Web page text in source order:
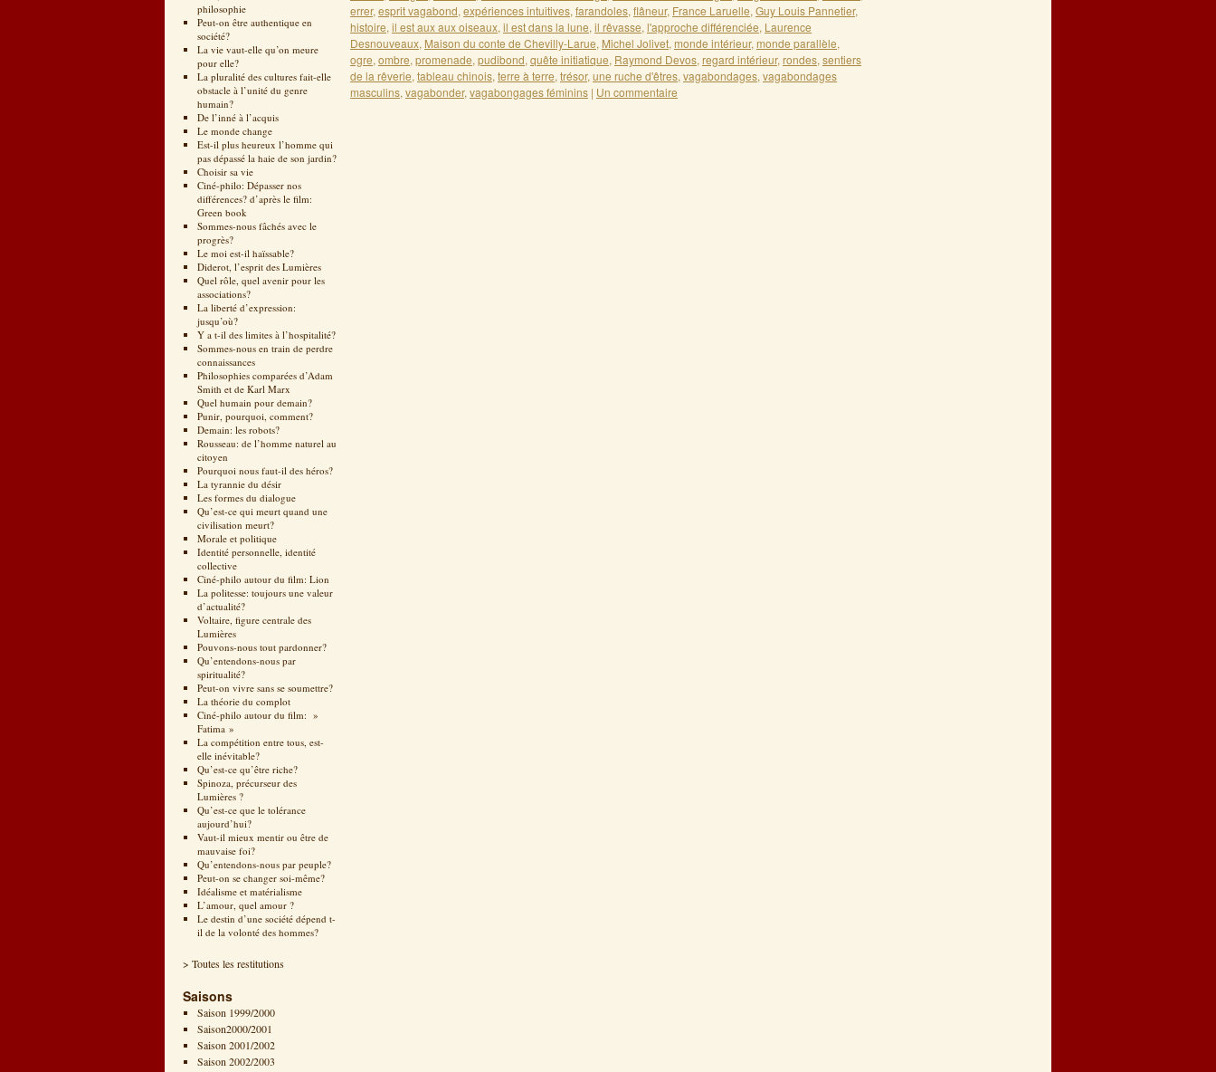
philosophie
Peut-on être authentique en
société?
La vie vaut-elle qu’on meure
pour elle?
La pluralité des cultures fait-elle
obstacle à l’unité du genre
humain?
De l’inné à l’acquis
Le monde change
Est-il plus heureux l’homme qui
pas dépassé la haie de son jardin?
Choisir sa vie
Ciné-philo: Dépasser nos
différences? d’après le film:
Green book
Sommes-nous fâchés avec le
progrès?
Le moi est-il haïssable?
Diderot, l’esprit des Lumières
Quel rôle, quel avenir pour les
associations?
La liberté d’expression:
jusqu’où?
Y a t-il des limites à l’hospitalité?
Sommes-nous en train de perdre
connaissances
Philosophies comparées d’Adam
Smith et de Karl Marx
Quel humain pour demain?
Punir, pourquoi, comment?
Demain: les robots?
Rousseau: de l’homme naturel au
citoyen
Pourquoi nous faut-il des héros?
La tyrannie du désir
Les formes du dialogue
Qu’est-ce qui meurt quand une
civilisation meurt?
Morale et politique
Identité personnelle, identité
collective
Ciné-philo autour du film: Lion
La politesse: toujours une valeur
d’actualité?
Voltaire, figure centrale des
Lumières
Pouvons-nous tout pardonner?
Qu’entendons-nous par
spiritualité?
Peut-on vivre sans se soumettre?
La théorie du complot
Ciné-philo autour du film: »
Fatima »
La compétition entre tous, est-
elle inévitable?
Qu’est-ce qu’être riche?
Spinoza, précurseur des
Lumières ?
Qu’est-ce que le tolérance
aujourd’hui?
Vaut-il mieux mentir ou être de
mauvaise foi?
Qu’entendons-nous par peuple?
Peut-on se changer soi-même?
Idéalisme et matérialisme
L’amour, quel amour ?
Le destin d’une société dépend t-
il de la volonté des hommes?
> Toutes les restitutions
Saisons
Saison 1999/2000
Saison2000/2001
Saison 2001/2002
Saison 2002/2003
errer, esprit vagabond, expériences intuitives, farandoles, flâneur, France Laruelle, Guy Louis Pannetier,
histoire, il est aux aux oiseaux, il est dans la lune, il rêvasse, l'approche différenciée, Laurence
Desnouveaux, Maison du conte de Chevilly-Larue, Michel Jolivet, monde intérieur, monde parallèle,
ogre, ombre, promenade, pudibond, quête initiatique, Raymond Devos, regard intérieur, rondes, sentiers
de la rêverie, tableau chinois, terre à terre, trésor, une ruche d'êtres, vagabondages, vagabondages
masculins, vagabonder, vagabongages féminins | Un commentaire